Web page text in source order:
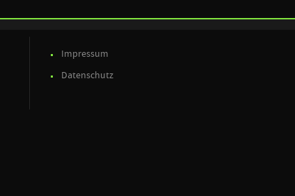
Impressum
Datenschutz